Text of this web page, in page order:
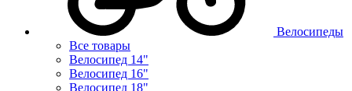
Велосипеды
Все товары
Велосипед 14"
Велосипед 16"
Велосипед 18"